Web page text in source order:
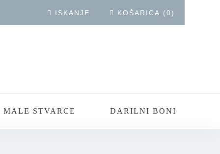
ISKANJE KOŠARICA (0)
MALE STVARCE DARILNI BONI